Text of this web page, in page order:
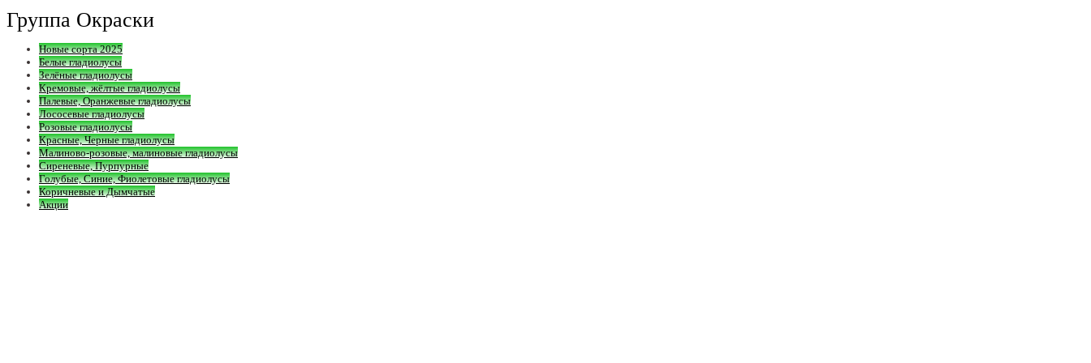
Группа Окраски
Новые сорта 2025
Белые гладиолусы
Зелёные гладиолусы
Кремовые, жёлтые гладиолусы
Палевые, Оранжевые гладиолусы
Лососевые гладиолусы
Розовые гладиолусы
Красные, Черные гладиолусы
Малиново-розовые, малиновые гладиолусы
Сиреневые, Пурпурные
Голубые, Синие, Фиолетовые гладиолусы
Коричневые и Дымчатые
Акции